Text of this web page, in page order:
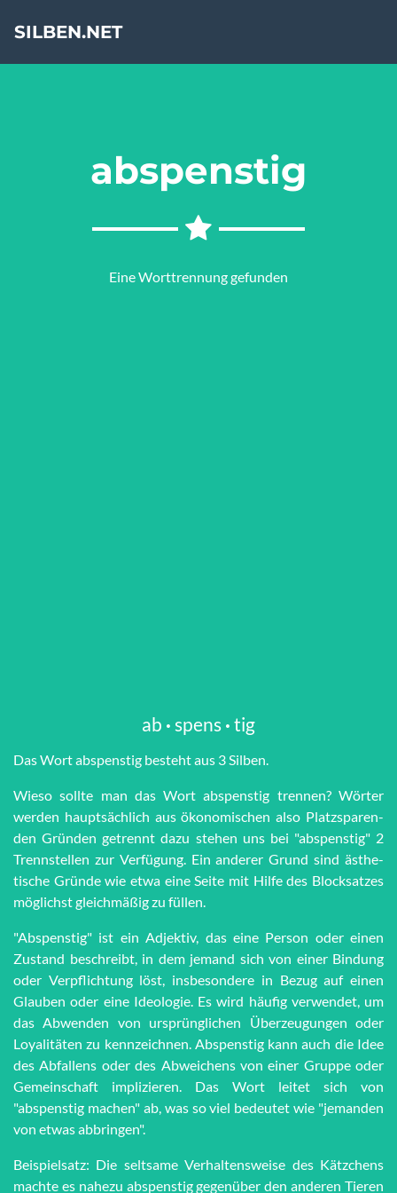
SILBEN.NET
abspenstig
Eine Worttrennung gefunden
ab · spens · tig
Das Wort ab­spens­tig besteht aus 3 Silben.
Wieso sollte man das Wort ab­spens­tig trennen? Wörter
werden haupt­sächlich aus öko­no­mi­schen also Platz­spar­en­
den Grün­den getrennt dazu stehen uns bei "ab­spens­tig" 2
Trenn­stel­len zur Ver­fü­gung. Ein anderer Grund sind äs­the­
tische Grün­de wie et­wa eine Seite mit Hilfe des Block­satzes
möglichst gleich­mä­ßig zu füllen.
"Abspenstig" ist ein Adjektiv, das eine Person oder einen
Zustand beschreibt, in dem jemand sich von einer Bindung
oder Verpflichtung löst, insbesondere in Bezug auf einen
Glauben oder eine Ideologie. Es wird häufig verwendet, um
das Abwenden von ursprünglichen Überzeugungen oder
Loyalitäten zu kennzeichnen. Abspenstig kann auch die Idee
des Abfallens oder des Abweichens von einer Gruppe oder
Gemeinschaft implizieren. Das Wort leitet sich von
"abspenstig machen" ab, was so viel bedeutet wie "jemanden
von etwas abbringen".
Beispielsatz: Die seltsame Verhaltensweise des Kätzchens
machte es nahezu abspenstig gegenüber den anderen Tieren